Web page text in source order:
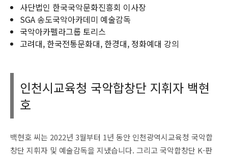
사단법인 한국국악문화진흥회 이사장
SGA 송도국악아카데미 예술감독
국악아카펠라그룹 토리스
고려대, 한국전통문화대, 한경대, 정화예대 강의
인천시교육청 국악합창단 지휘자 백현
호
백현호 씨는 2022년 3월부터 1년 동안 인천광역시교육청 국악합
창단 지휘자 및 예술감독을 지냈습니다. 그리고 국악합창단 K-판